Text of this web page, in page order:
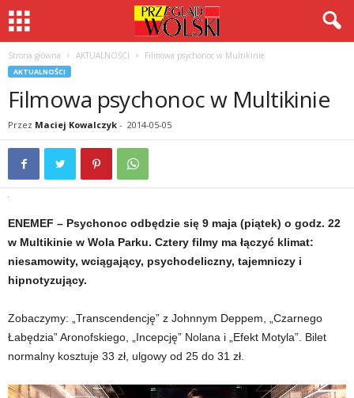
Strona główna AKTUALNOŚCI Filmowa psychonoc w Multikinie
AKTUALNOŚCI
Filmowa psychonoc w Multikinie
Przez Maciej Kowalczyk - 2014-05-05
ENEMEF – Psychonoc odbędzie się 9 maja (piątek) o godz. 22
w Multikinie w Wola Parku. Cztery filmy ma łączyć klimat:
niesamowity, wciągający, psychodeliczny, tajemniczy i
hipnotyzujący.
Zobaczymy: „Transcendencję” z Johnnym Deppem, „Czarnego
Łabędzia” Aronofskiego, „Incepcję” Nolana i „Efekt Motyla”. Bilet
normalny kosztuje 33 zł, ulgowy od 25 do 31 zł.